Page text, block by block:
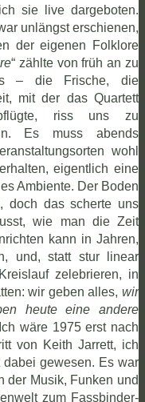
sie live dargeboten.
unlängst erschienen,
der eigenen Folklore
“ zählte von früh an zu
– die Frische, die
mit der das Quartett
riss uns zu
Es muss abends
wohl
eigentlich eine
Ambiente. Der Boden
doch das scherte uns
wie man die Zeit
kann in Jahren,
und, statt stur linear
zelebrieren, in
wir geben alles, wir
heute eine andere
Ich wäre 1975 erst nach
von Keith Jarrett, ich
gewesen. Es war
der Musik, Funken und
zum Fassbinder-